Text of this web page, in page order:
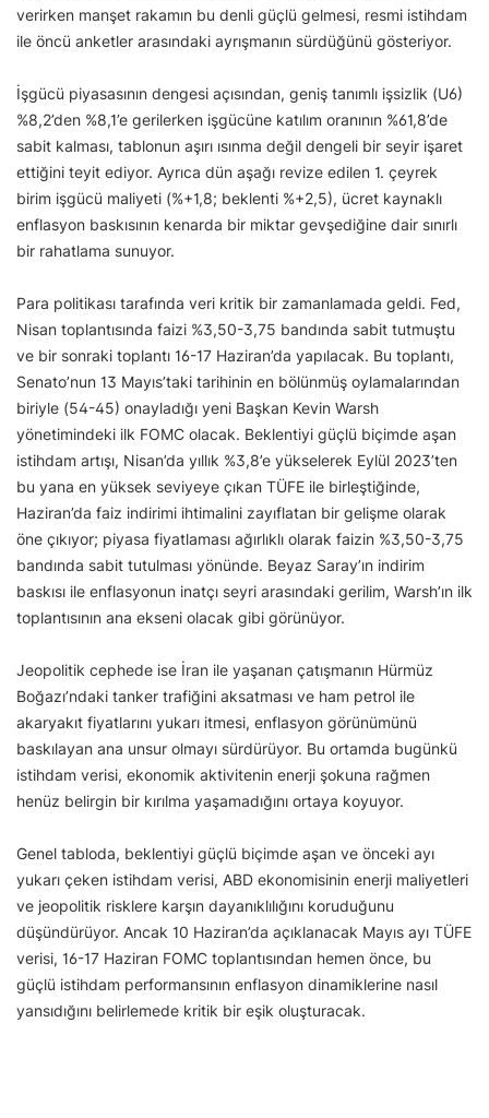
verirken manşet rakamın bu denli güçlü gelmesi, resmi istihdam
ile öncü anketler arasındaki ayrışmanın sürdüğünü gösteriyor.
İşgücü piyasasının dengesi açısından, geniş tanımlı işsizlik (U6)
%8,2’den %8,1’e gerilerken işgücüne katılım oranının %61,8’de
sabit kalması, tablonun aşırı ısınma değil dengeli bir seyir işaret
ettiğini teyit ediyor. Ayrıca dün aşağı revize edilen 1. çeyrek
birim işgücü maliyeti (%+1,8; beklenti %+2,5), ücret kaynaklı
enflasyon baskısının kenarda bir miktar gevşediğine dair sınırlı
bir rahatlama sunuyor.
Para politikası tarafında veri kritik bir zamanlamada geldi. Fed,
Nisan toplantısında faizi %3,50-3,75 bandında sabit tutmuştu
ve bir sonraki toplantı 16-17 Haziran’da yapılacak. Bu toplantı,
Senato’nun 13 Mayıs’taki tarihinin en bölünmüş oylamalarından
biriyle (54-45) onayladığı yeni Başkan Kevin Warsh
yönetimindeki ilk FOMC olacak. Beklentiyi güçlü biçimde aşan
istihdam artışı, Nisan’da yıllık %3,8’e yükselerek Eylül 2023’ten
bu yana en yüksek seviyeye çıkan TÜFE ile birleştiğinde,
Haziran’da faiz indirimi ihtimalini zayıflatan bir gelişme olarak
öne çıkıyor; piyasa fiyatlaması ağırlıklı olarak faizin %3,50-3,75
bandında sabit tutulması yönünde. Beyaz Saray’ın indirim
baskısı ile enflasyonun inatçı seyri arasındaki gerilim, Warsh’ın ilk
toplantısının ana ekseni olacak gibi görünüyor.
Jeopolitik cephede ise İran ile yaşanan çatışmanın Hürmüz
Boğazı’ndaki tanker trafiğini aksatması ve ham petrol ile
akaryakıt fiyatlarını yukarı itmesi, enflasyon görünümünü
baskılayan ana unsur olmayı sürdürüyor. Bu ortamda bugünkü
istihdam verisi, ekonomik aktivitenin enerji şokuna rağmen
henüz belirgin bir kırılma yaşamadığını ortaya koyuyor.
Genel tabloda, beklentiyi güçlü biçimde aşan ve önceki ayı
yukarı çeken istihdam verisi, ABD ekonomisinin enerji maliyetleri
ve jeopolitik risklere karşın dayanıklılığını koruduğunu
düşündürüyor. Ancak 10 Haziran’da açıklanacak Mayıs ayı TÜFE
verisi, 16-17 Haziran FOMC toplantısından hemen önce, bu
güçlü istihdam performansının enflasyon dinamiklerine nasıl
yansıdığını belirlemede kritik bir eşik oluşturacak.